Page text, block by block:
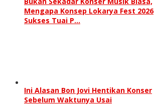
Mengapa Konsep Lokarya Fest 2026
Sukses Tuai P…
Ini Alasan Bon Jovi Hentikan Konser
Sebelum Waktunya Usai